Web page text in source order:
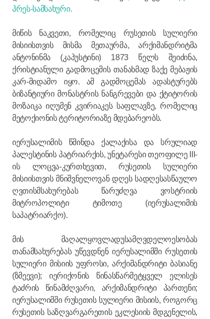
პრეს-სამსახური.
მიწის ნაკვეთი, რომელიც რუსეთის სულიერი
მისიისთვის მისმა მეთაურმა, არქიმანდრიტმა
ანტონინმა (კაპუსტინი) 1873 წელს შეიძინა,
ქრისტიანული გადმოცემის თანახმად ზაქე მებაჟის
კარ-მიდამო იყო. ამ გადმოცემას ადასტურებს
ბიზანტიური მონასტრის ნანგრევები და ქტიტორის
მოზაიკა იღუმენ კვირიაკეს საფლავზე, რომელიც
მეტოქიონის ტერიტორიაზე მდებარეობს.
იერუსალიმის წმინდა ქალაქისა და სრულიად
პალესტინის პატრიარქის, უნეტარესი თეოფილე III-
ის ლოცვა-კურთხევით, რუსეთის სულიერი
მისიისთვის მნიშვნელოვან დღეს სადღესასწაულო
ღვთისმსახურებას წარუძღვა ვოსტრიის
მიტროპოლიტი ტიმოთე (იერუსალიმის
საპატრიარქო).
მის მაღალყოვლადუსამღვდელოესობას
თანამსახურებას უწევდნენ იერუსალიმში რუსეთის
სულიერი მისიის უფროსი, არქიმანდრიტი ბასიანე
(ზმეევი); იერიქონის წინასწარმეტყველ ელისეს
ტაძრის წინამძღვარი, არქიმანდრიტი პართენი;
იერუსალიმში რუსეთის სულიერი მისიის, როგორც
რუსეთის საზღვარგარეთის ეკლესიის მდგენელის,